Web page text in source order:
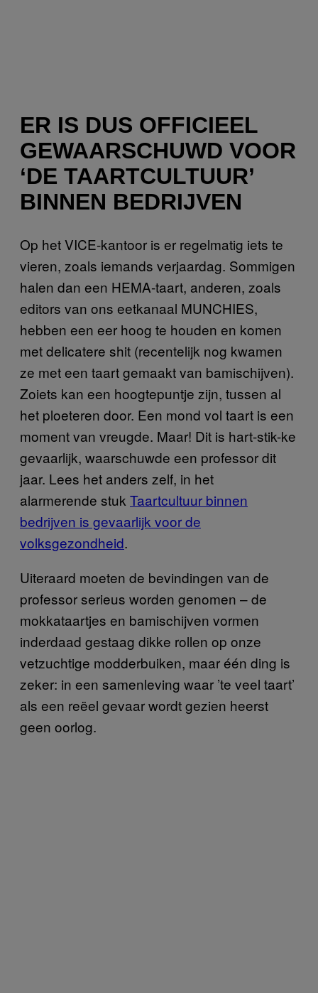
ER IS DUS OFFICIEEL
GEWAARSCHUWD VOOR
‘DE TAARTCULTUUR’
BINNEN BEDRIJVEN
Op het VICE-kantoor is er regelmatig iets te
vieren, zoals iemands verjaardag. Sommigen
halen dan een HEMA-taart, anderen, zoals
editors van ons eetkanaal MUNCHIES,
hebben een eer hoog te houden en komen
met delicatere shit (recentelijk nog kwamen
ze met een taart gemaakt van bamischijven).
Zoiets kan een hoogtepuntje zijn, tussen al
het ploeteren door. Een mond vol taart is een
moment van vreugde. Maar! Dit is hart-stik-ke
gevaarlijk, waarschuwde een professor dit
jaar. Lees het anders zelf, in het
alarmerende stuk Taartcultuur binnen
bedrijven is gevaarlijk voor de
volksgezondheid.
Uiteraard moeten de bevindingen van de
professor serieus worden genomen – de
mokkataartjes en bamischijven vormen
inderdaad gestaag dikke rollen op onze
vetzuchtige modderbuiken, maar één ding is
zeker: in een samenleving waar ’te veel taart’
als een reëel gevaar wordt gezien heerst
geen oorlog.